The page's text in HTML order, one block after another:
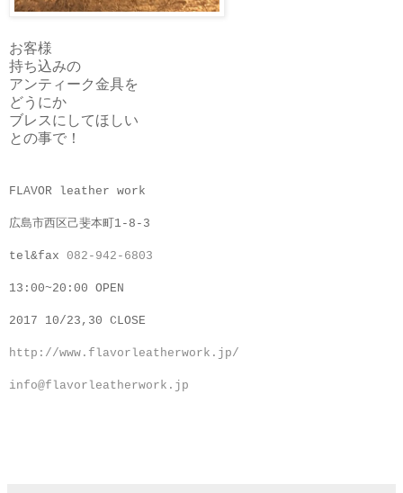
お客様
持ち込みの
アンティーク金具を
どうにか
ブレスにしてほしい
との事で！
FLAVOR leather work
広島市西区己斐本町1-8-3
tel&fax 082-942-6803
13:00~20:00 OPEN
2017 10/23,30 CLOSE
http://www.flavorleatherwork.jp/
info@flavorleatherwork.jp